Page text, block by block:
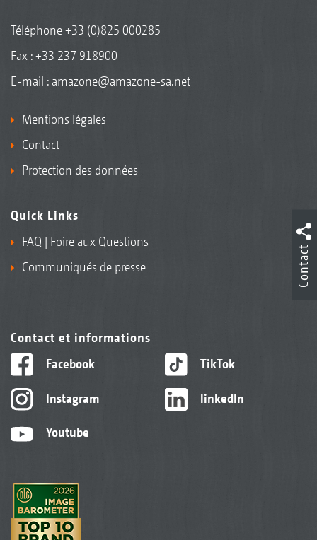
Téléphone+33 (0)825 000285
Fax : +33 237 918900
E-mail : amazone@amazone-sa.net
Mentions légales
Contact
Protection des données
Quick Links
FAQ | Foire aux Questions
Communiqués de presse
Contact et informations
Facebook
Instagram
Youtube
TikTok
linkedIn
Contact